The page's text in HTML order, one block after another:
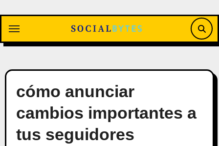
contenido
cómo anunciar
cambios importantes a
tus seguidores